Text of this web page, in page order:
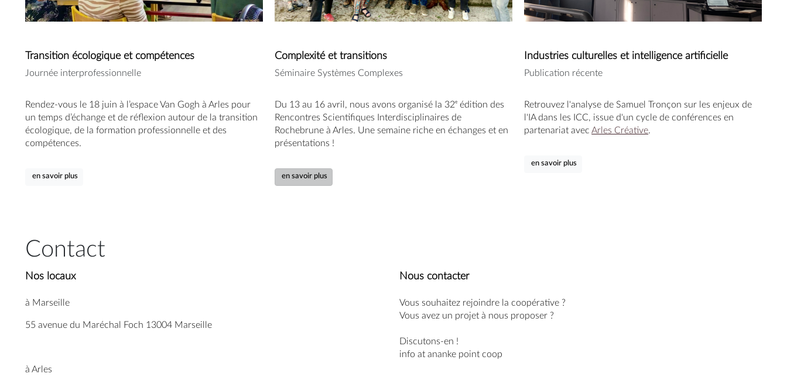
Transition écologique et compétences
Journée interprofessionnelle
Rendez-vous le 18 juin à l’espace Van Gogh à Arles pour
un temps d’échange et de réflexion autour de la transition
écologique, de la formation professionnelle et des
compétences.
en savoir plus
Complexité et transitions
Séminaire Systèmes Complexes
Du 13 au 16 avril, nous avons organisé la 32ᵉ édition des
Rencontres Scientifiques Interdisciplinaires de
Rochebrune à Arles. Une semaine riche en échanges et en
présentations !
en savoir plus
Industries culturelles et intelligence artificielle
Publication récente
Retrouvez l'analyse de Samuel Tronçon sur les enjeux de
l'IA dans les ICC, issue d'un cycle de conférences en
partenariat avec Arles Créative.
en savoir plus
Contact
Nos locaux
à Marseille
55 avenue du Maréchal Foch 13004 Marseille
à Arles
Nous contacter
Vous souhaitez rejoindre la coopérative ?
Vous avez un projet à nous proposer ?
Discutons-en !
info at ananke point coop